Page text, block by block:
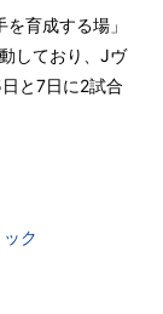
育成する場」
しており、Jヴ
と7日に2試合
ク